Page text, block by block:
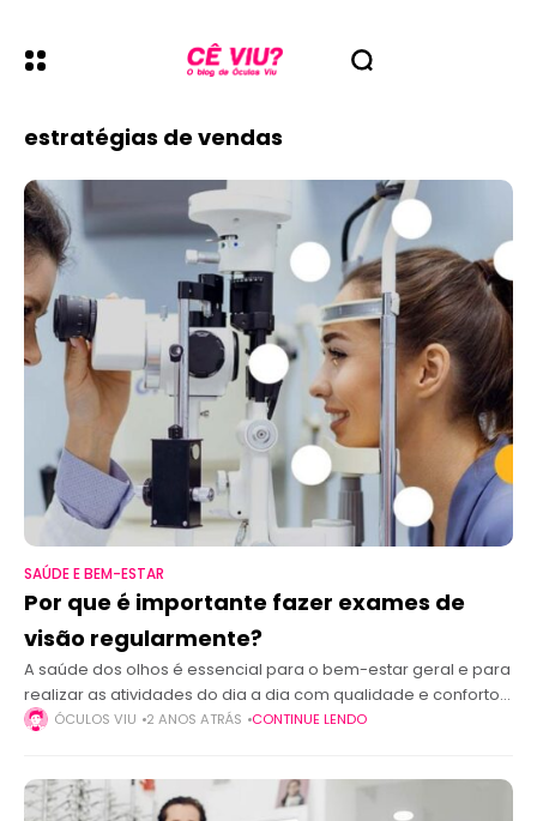
estratégias de vendas
SAÚDE E BEM-ESTAR
Por que é importante fazer exames de
visão regularmente?
A saúde dos olhos é essencial para o bem-estar geral e para
realizar as atividades do dia a dia com qualidade e conforto.
No entanto, muitas pessoas negligenciam a importância
ÓCULOS VIU 2 ANOS ATRÁS CONTINUE LENDO